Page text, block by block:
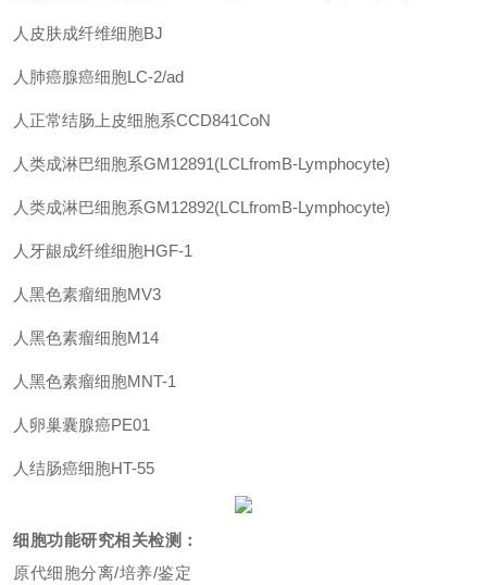
人皮肤成纤维细胞BJ
人肺癌腺癌细胞LC-2/ad
人正常结肠上皮细胞系CCD841CoN
人类成淋巴细胞系GM12891(LCLfromB-Lymphocyte)
人类成淋巴细胞系GM12892(LCLfromB-Lymphocyte)
人牙龈成纤维细胞HGF-1
人黑色素瘤细胞MV3
人黑色素瘤细胞M14
人黑色素瘤细胞MNT-1
人卵巢囊腺癌PE01
人结肠癌细胞HT-55
细胞功能研究相关检测：
原代细胞分离/培养/鉴定